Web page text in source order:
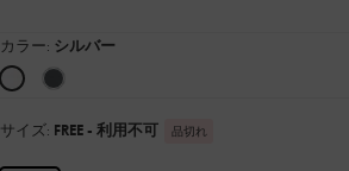
カラー: シルバー
サイズ: FREE - 利用不可 品切れ